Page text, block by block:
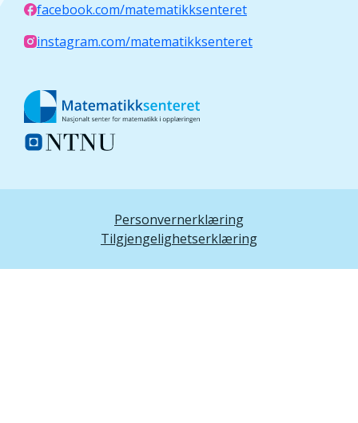
facebook.com/matematikksenteret
instagram.com/matematikksenteret
Personvernerklæring
Tilgjengelighetserklæring